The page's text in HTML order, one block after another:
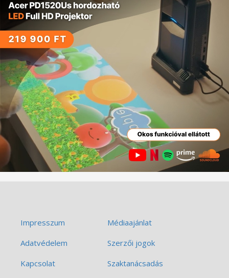
Impresszum
Médiaajánlat
Adatvédelem
Szerzői jogok
Kapcsolat
Szaktanácsadás